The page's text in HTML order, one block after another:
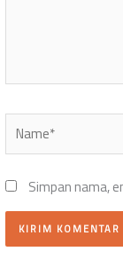
Name*
Simpan nama,